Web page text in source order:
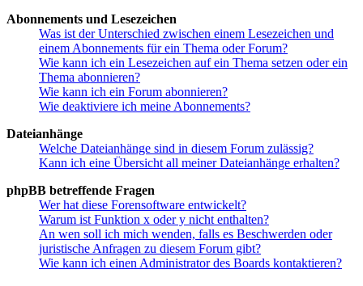
Abonnements und Lesezeichen
Was ist der Unterschied zwischen einem Lesezeichen und
einem Abonnements für ein Thema oder Forum?
Wie kann ich ein Lesezeichen auf ein Thema setzen oder ein
Thema abonnieren?
Wie kann ich ein Forum abonnieren?
Wie deaktiviere ich meine Abonnements?
Dateianhänge
Welche Dateianhänge sind in diesem Forum zulässig?
Kann ich eine Übersicht all meiner Dateianhänge erhalten?
phpBB betreffende Fragen
Wer hat diese Forensoftware entwickelt?
Warum ist Funktion x oder y nicht enthalten?
An wen soll ich mich wenden, falls es Beschwerden oder
juristische Anfragen zu diesem Forum gibt?
Wie kann ich einen Administrator des Boards kontaktieren?